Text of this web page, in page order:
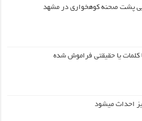
پشت صحنه کوهخواری در مشهد
کلمات یا حقیقتی فراموش شده
احداث میشود